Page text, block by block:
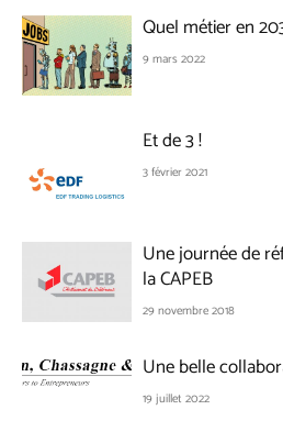
Quel métier en
9 mars 2022
Et de 3 !
3 février 2021
Une journée de
la CAPEB
29 novembre 2018
Une belle
19 juillet 2022